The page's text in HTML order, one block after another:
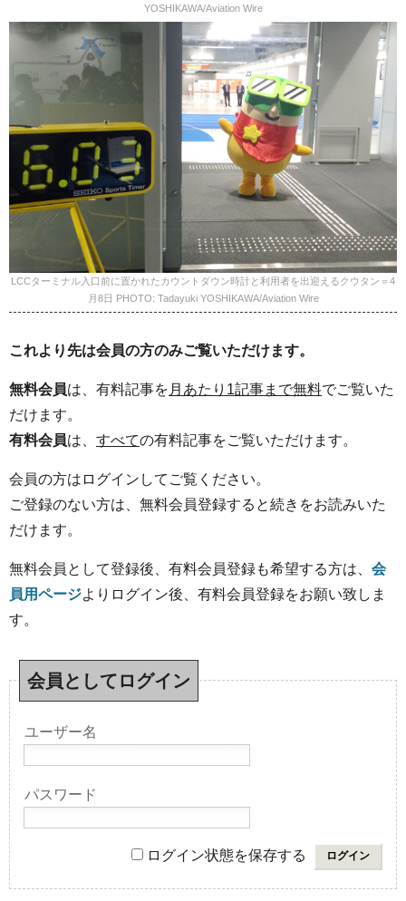
YOSHIKAWA/Aviation Wire
LCCターミナル入口前に置かれたカウントダウン時計と利用者を出迎えるクウタン＝4
月8日 PHOTO: Tadayuki YOSHIKAWA/Aviation Wire
これより先は会員の方のみご覧いただけます。
無料会員は、有料記事を 月あたり1記事まで無料でご覧いた
だけます。
有料会員は、 すべての有料記事をご覧いただけます。
会員の方はログインしてご覧ください。
ご登録のない方は、無料会員登録すると続きをお読みいた
だけます。
無料会員として登録後、有料会員登録も希望する方は、 会
員用ページよりログイン後、有料会員登録をお願い致しま
す。
会員としてログイン
ユーザー名
パスワード
ログイン状態を保存する